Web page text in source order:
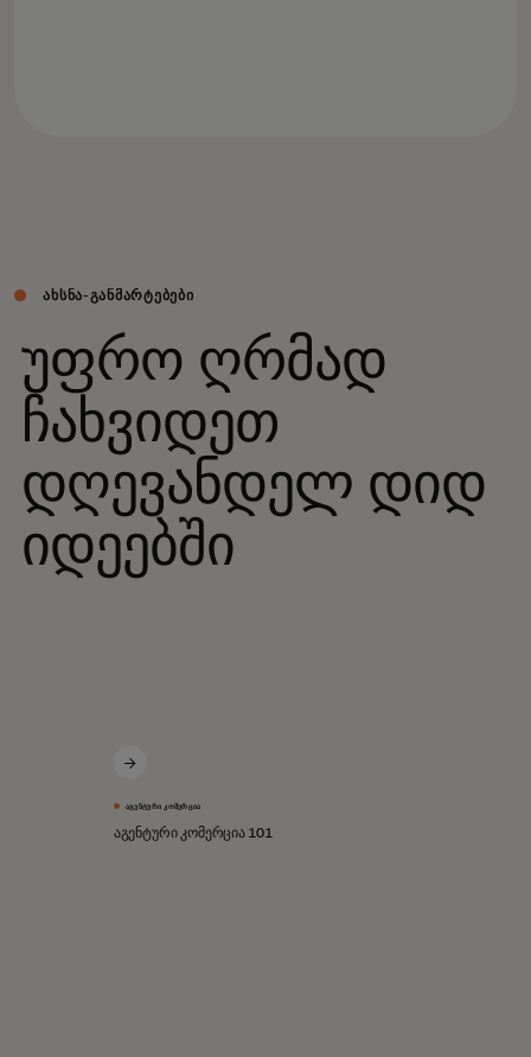
ᲐᲮᲡᲜᲐ-ᲒᲐᲜᲛᲐᲠᲢᲔᲑᲔᲑᲘ
უფრო ღრმად
ჩახვიდეთ
დღევანდელ დიდ
იდეებში
ᲐᲒᲔᲜᲢᲣᲠᲘ ᲙᲝᲛᲔᲠᲪᲘᲐ
აგენტური კომერცია 101